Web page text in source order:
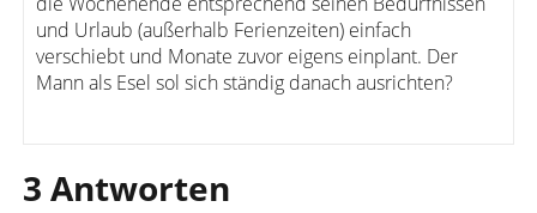
und Urlaub (außerhalb Ferienzeiten) einfach
verschiebt und Monate zuvor eigens einplant. Der
Mann als Esel sol sich ständig danach ausrichten?
3 Antworten